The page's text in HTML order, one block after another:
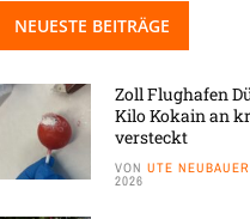
NEUESTE BEITRÄGE
Zoll Flughafen
Kilo Kokain an
versteckt
VON UTE NEUBAUER
2026